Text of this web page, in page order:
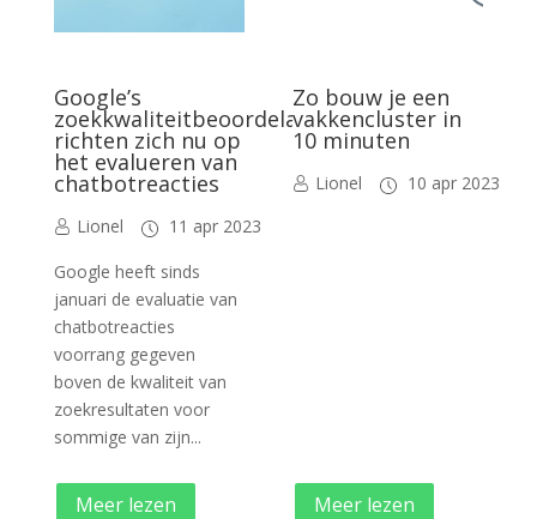
Google’s
zoekkwaliteitbeoordelaars
richten zich nu op
het evalueren van
chatbotreacties
Lionel
11 apr 2023
Google heeft sinds
januari de evaluatie van
chatbotreacties
voorrang gegeven
boven de kwaliteit van
zoekresultaten voor
sommige van zijn...
Meer lezen
Zo bouw je een
vakkencluster in
10 minuten
Lionel 10 apr 2023
Meer lezen